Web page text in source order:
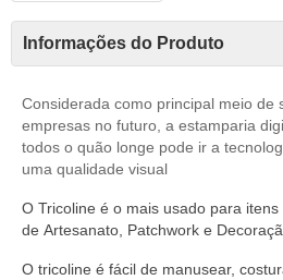
Informações do Produto
Considerada como principal meio de
empresas no futuro, a estamparia
todos o quão longe pode ir a
uma qualidade visual
O Tricoline é o mais usado para itens
de Artesanato Patchwork e
O tricoline é fácil de manusear,